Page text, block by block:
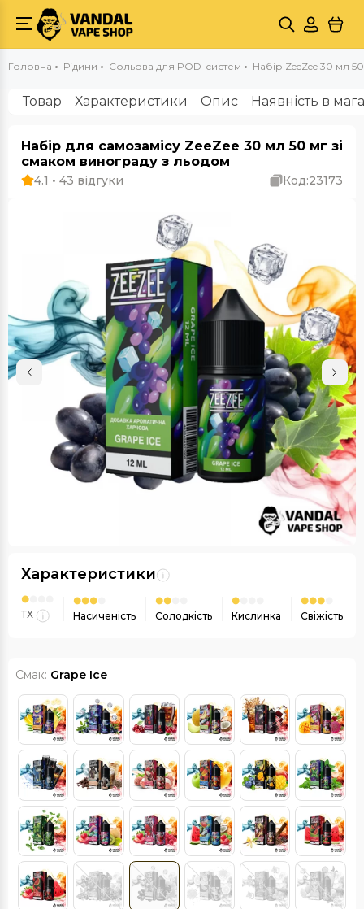
Головна Рідини Сольова для POD-систем Набір ZeeZee 30 мл
Товар Характеристики Опис Наявність в
Набір для самозамісу ZeeZee 30 мл 50 мг зі
смаком винограду з льодом
4.1 • 43 відгуки Код:23173
Характеристики
ТХ Насиченість Солодкість Кислинка Свіжість
Смак: Grape Ice